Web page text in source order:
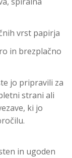
vrst papirja
in brezplačno
jo pripravili za
strani ali
ki jo
in ugoden